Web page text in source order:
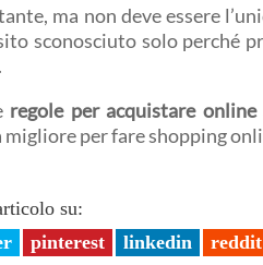
ma non deve essere
sconosciuto solo perché
regole per acquistare online
migliore per fare shopping
su:
pinterest linkedin reddit